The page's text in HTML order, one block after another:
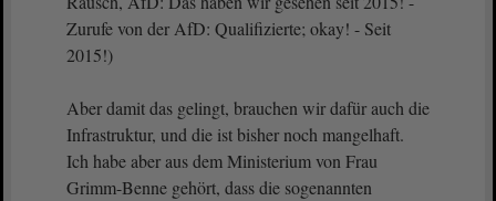
Zurufe von der AfD: Qualifizierte; okay! - Seit
2015!)
Aber damit das gelingt, brauchen wir dafür auch die
Infrastruktur, und die ist bisher noch mangelhaft.
Ich habe aber aus dem Ministerium von Frau
Grimm-Benne gehört, dass die sogenannten